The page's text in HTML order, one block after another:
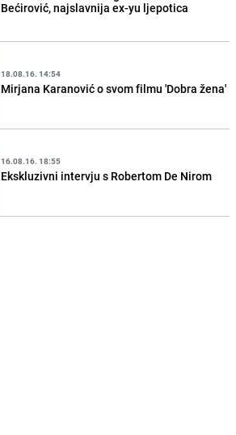
Bećirović, najslavnija ex-yu ljepotica
18.08.16. 14:54
Mirjana Karanović o svom filmu 'Dobra žena'
16.08.16. 18:55
Ekskluzivni intervju s Robertom De Nirom